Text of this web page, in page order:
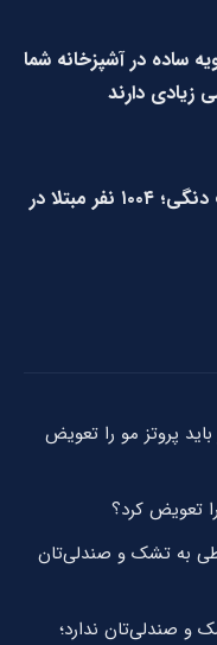
ساده در آشپزخانه شما
زیادی دارند
زنگ خطر تب دنگی؛ ۱۰۰۴ نفر مبتلا در
پروتز مو را تعویض
تعویض کرد؟
به تشک و صندلی‌تان
و صندلی‌تان ندارد؛